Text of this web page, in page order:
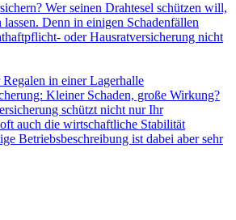
Wer seinen Drahtesel schützen will,
Denn in einigen Schadenfällen
oder Hausratversicherung nicht
Kleiner Schaden, große Wirkung?
schützt nicht nur Ihr
auch die wirtschaftliche Stabilität
Betriebsbeschreibung ist dabei aber sehr